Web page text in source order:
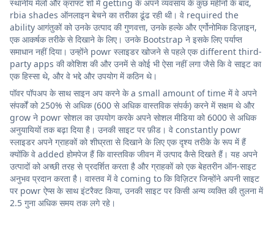
स्थानीय मेलों और क्राफ्ट शो में getting के अपने व्यवसाय के कुछ महीनों के बाद,
rbia shades ऑनलाइन बेचने का तरीका ढूंढ रही थी। वे required the
ability आगंतुकों को उनके उत्पाद की गुणवत्ता, उनके हल्के और एर्गोनोमिक डिज़ाइन,
एक आकर्षक तरीके से दिखाने के लिए। उनके Bootstrap ने इसके लिए पर्याप्त
समाधान नहीं दिया। उन्होंने powr स्लाइडर खोजने से पहले एक different third-
party apps की कोशिश की और उनमें से कोई भी ऐसा नहीं लगा जैसे कि वे साइट का
एक हिस्सा थे, और वे भद्दे और उपयोग में कठिन थे।
पॉवर पॉपअप के साथ साइन अप करने के a small amount of time में वे अपने
संपर्कों को 250% से अधिक (600 से अधिक वास्तविक संपर्क) करने में सक्षम थे और
grow ने powr सोशल का उपयोग करके अपने सोशल मीडिया को 6000 से अधिक
अनुयायियों तक बढ़ा दिया है। उनकी साइट पर फ़ीड। वे constantly powr
स्लाइडर अपने ग्राहकों को शीघ्रता से दिखाने के लिए एक दृश्य तरीके के रूप में हैं
क्योंकि वे added होमपेज हैं कि वास्तविक जीवन में उत्पाद कैसे दिखते हैं। यह अपने
उत्पादों को अच्छी तरह से प्रदर्शित करता है और ग्राहकों को एक बेहतरीन ऑन-साइट
अनुभव प्रदान करता है। वास्तव में वे coming to कि विज़िटर जिन्होंने अपनी साइट
पर powr ऐप्स के साथ इंटरैक्ट किया, उनकी साइट पर किसी अन्य व्यक्ति की तुलना में
2.5 गुना अधिक समय तक लगे रहे।